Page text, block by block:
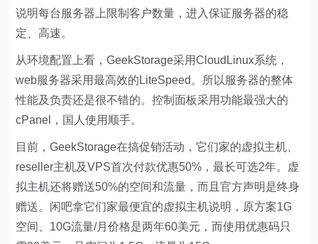
说明每台服务器上限制客户数量，进入保证服务器的稳
定、高速。
从环境配置上看，GeekStorage采用CloudLinux系统，
web服务器采用最高效的LiteSpeed。所以服务器的整体
性能及负责还是很不错的。控制面板采用功能最强大的
cPanel，国人使用顺手。
目前，GeekStorage在搞促销活动，它们家的虚拟主机、
reseller主机及VPS首次付款优惠50%，最长可选2年。虚
拟主机还将赠送50%的空间和流量，而且官方声明是终身
赠送。闲吧拿它们家最便宜的虚拟主机说明，原方案1G
空间、10G流量/月价格是两年60美元，而使用优惠码只